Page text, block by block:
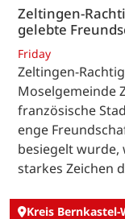
Zeltingen-
gelebte
Friday
Zeltingen-
Moselgemeinde
französische
enge
besiegelt wurde,
starkes Zeichen
Kreis